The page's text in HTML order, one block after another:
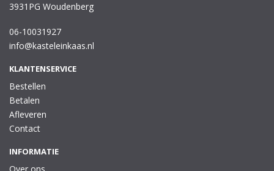
3931PG Woudenberg
06-10031927
info@kasteleinkaas.nl
KLANTENSERVICE
Bestellen
Betalen
Afleveren
Contact
INFORMATIE